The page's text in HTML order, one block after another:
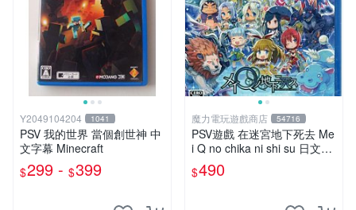
Y2049104204 1041
PSV 我的世界 當個創世神 中
文字幕 Minecraft
$299 - $399
魔力電玩遊戲商店 54716
PSV遊戲 在迷宮地下死去 Me
i Q no chika ni shi su 日文日
版 附特典【板橋魔力】
$490